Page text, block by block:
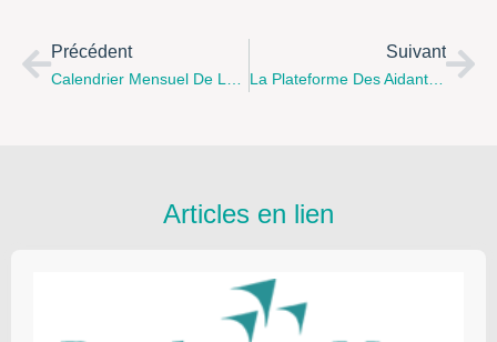
Précédent Suivant
La Plateforme Des Aidants De L’Arrageois Et Du Ternois Et La Maison Des Aidants De L’Arrageois
Articles en lien